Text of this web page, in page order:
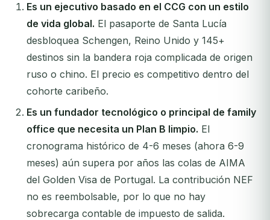
Es un ejecutivo basado en el CCG con un estilo
de vida global. El pasaporte de Santa Lucía
desbloquea Schengen, Reino Unido y 145+
destinos sin la bandera roja complicada de origen
ruso o chino. El precio es competitivo dentro del
cohorte caribeño.
Es un fundador tecnológico o principal de family
office que necesita un Plan B limpio. El
cronograma histórico de 4-6 meses (ahora 6-9
meses) aún supera por años las colas de AIMA
del Golden Visa de Portugal. La contribución NEF
no es reembolsable, por lo que no hay
sobrecarga contable de impuesto de salida.